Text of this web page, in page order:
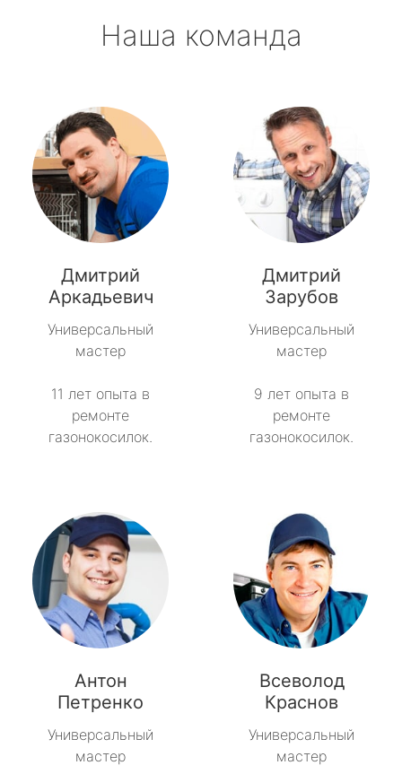
Наша команда
Дмитрий
Аркадьевич
Универсальный
мастер
11 лет опыта в
ремонте
газонокосилок.
Дмитрий
Зарубов
Универсальный
мастер
9 лет опыта в
ремонте
газонокосилок.
Антон
Петренко
Универсальный
мастер
Всеволод
Краснов
Универсальный
мастер